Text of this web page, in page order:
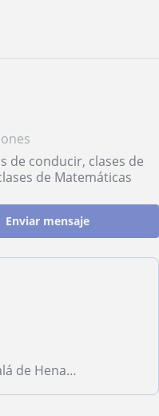
de conducir, clases de
de Matemáticas
Enviar mensaje
Madrid Capital, Ajalvir, Alcalá de Henares, Alcobendas, Alcorcón, Algete, Arganda del Rey, Coslada, Boadilla del Monte